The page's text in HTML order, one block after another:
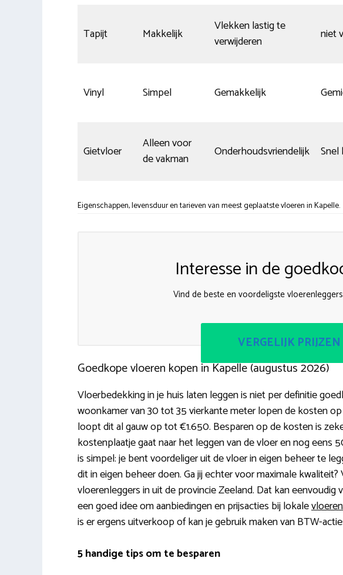
Tapijt Makkelijk
Vlekken lastig te
verwijderen
niet
Vinyl Simpel Gemakkelijk
Gietvloer
Alleen voor
de vakman
Onderhoudsvriendelijk Snel
Eigenschappen, levensduur en tarieven van meest geplaatste vloeren in Kapelle.
Interesse in de
Vind de beste en voordeligste
VERGELIJK PRIJZEN
Goedkope vloeren kopen in Kapelle (augustus 2026)
Vloerbedekking in je huis laten leggen is niet per definitie
woonkamer van 30 tot 35 vierkante meter lopen de kosten
loopt dit al gauw op tot €1.650. Besparen op de kosten is
kostenplaatje gaat naar het leggen van de vloer en nog eens
is simpel: je bent voordeliger uit de vloer in eigen beheer te
dit in eigen beheer doen. Ga jij echter voor maximale
vloerenleggers in uit de provincie Zeeland. Dat kan
een goed idee om aanbiedingen en prijsacties bij lokale
is er ergens uitverkoop of kan je gebruik maken van BTW-
5 handige tips om te besparen